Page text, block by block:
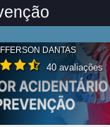
DANTAS
40 avaliações
CONTEÚDO COMPLETO